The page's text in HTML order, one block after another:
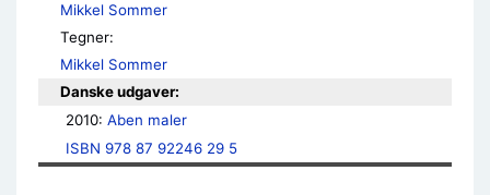
Mikkel Sommer
Tegner:
Mikkel Sommer
Danske udgaver:
2010: Aben maler
ISBN 978 87 92246 29 5